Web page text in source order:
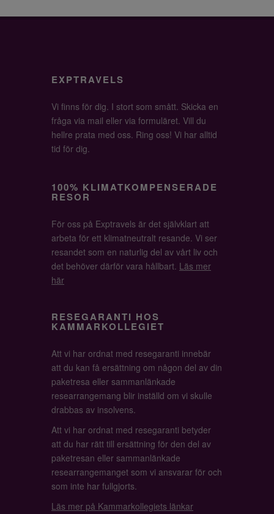
EXPTRAVELS
Vi finns för dig. I stort som smått. Skicka en
fråga via mail eller via formuläret. Vill du
hellre prata med oss. Ring oss! Vi har alltid
tid för dig.
100% KLIMATKOMPENSERADE
RESOR
För oss på Exptravels är det självklart att
arbeta för ett klimatneutralt resande. Vi ser
resandet som en naturlig del av vårt liv och
det behöver därför vara hållbart. Läs mer
här
RESEGARANTI HOS
KAMMARKOLLEGIET
Att vi har ordnat med resegaranti innebär
att du kan få ersättning om någon del av din
paketresa eller sammanlänkade
researrangemang blir inställd om vi skulle
drabbas av insolvens.
Att vi har ordnat med resegaranti betyder
att du har rätt till ersättning för den del av
paketresan eller sammanlänkade
researrangemanget som vi ansvarar för och
som inte har fullgjorts.
Läs mer på Kammarkollegiets länkar